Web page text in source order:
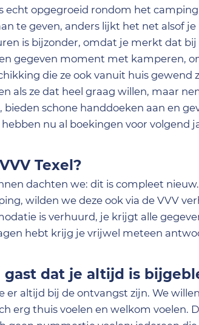
echt opgegroeid rondom het
te geven, anders lijkt het net alsof
is bijzonder, omdat je merkt dat
gegeven moment met kamperen,
die ze ook vanuit huis gewend
als ze dat heel graag willen, maar
schone handdoeken aan en
nu al boekingen voor volgend
Texel?
dachten we: dit is compleet
wilden we deze ook via de VVV
is verhuurd, je krijgt alle
hebt krijg je vrijwel meteen
gast dat je altijd is
er altijd bij de ontvangst zijn. We
erg thuis voelen en welkom voelen.